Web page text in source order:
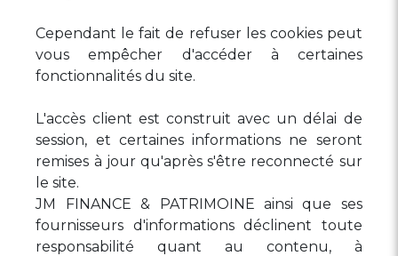
Cependant le fait de refuser les cookies peut
vous empêcher d'accéder à certaines
fonctionnalités du site.
L'accès client est construit avec un délai de
session, et certaines informations ne seront
remises à jour qu'après s'être reconnecté sur
le site.
JM FINANCE & PATRIMOINE ainsi que ses
fournisseurs d'informations déclinent toute
responsabilité quant au contenu, à